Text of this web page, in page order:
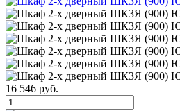
16 546 руб.